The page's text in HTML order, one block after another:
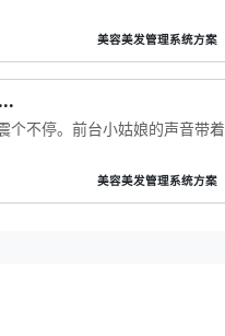
美容美发管理系统方案
个不停。前台小姑娘的声音带着
美容美发管理系统方案